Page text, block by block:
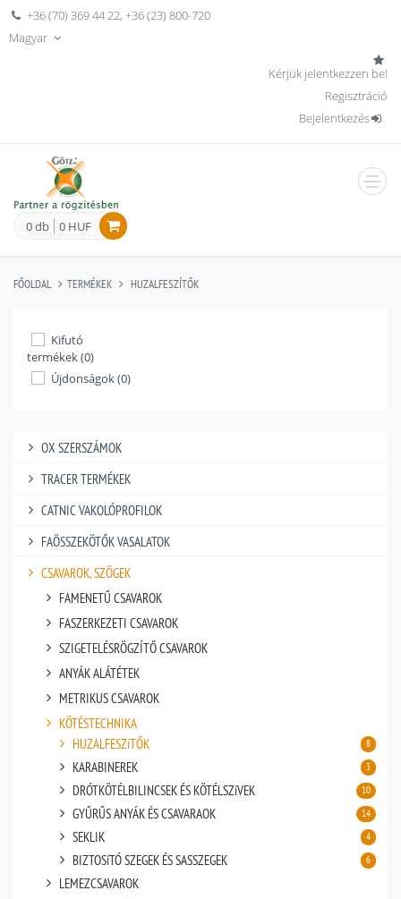
+36 (70) 369 44 22,+36 (23) 800-720
Magyar
Kérjük jelentkezzen be!
Regisztráció
Bejelentkezés
0 db 0 HUF
FŐOLDAL TERMÉKEK HUZALFESZÍTŐK
Kifutó
termékek (0)
Újdonságok (0)
OX SZERSZÁMOK
TRACER TERMÉKEK
CATNIC VAKOLÓPROFILOK
FAÖSSZEKÖTŐK VASALATOK
CSAVAROK, SZÖGEK
FAMENETŰ CSAVAROK
FASZERKEZETI CSAVAROK
SZIGETELÉSRÖGZÍTŐ CSAVAROK
ANYÁK ALÁTÉTEK
METRIKUS CSAVAROK
KÖTÉSTECHNIKA
HUZALFESZíTŐK
8
KARABINEREK 3
DRÓTKÖTÉLBILINCSEK ÉS KÖTÉLSZíVEK 10
GYŰRŰS ANYÁK ÉS CSAVARAOK 14
SEKLIK 4
BIZTOSíTÓ SZEGEK ÉS SASSZEGEK 6
LEMEZCSAVAROK